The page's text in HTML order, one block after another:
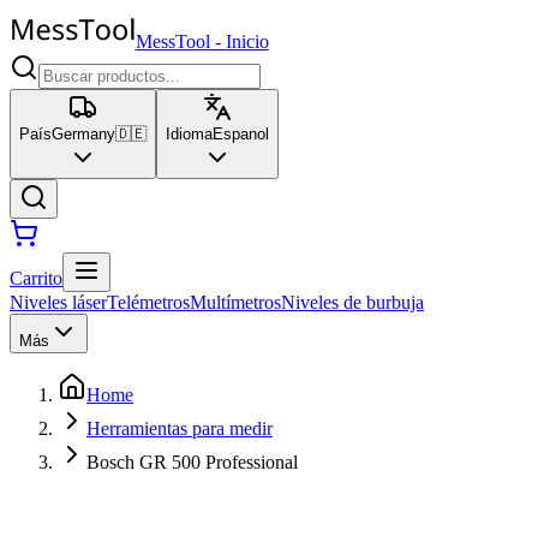
MessTool - Inicio
PaísGermany🇩🇪 IdiomaEspanol
Carrito
Niveles láserTelémetrosMultímetrosNiveles de burbuja
Más
Home
Herramientas para medir
Bosch GR 500 Professional